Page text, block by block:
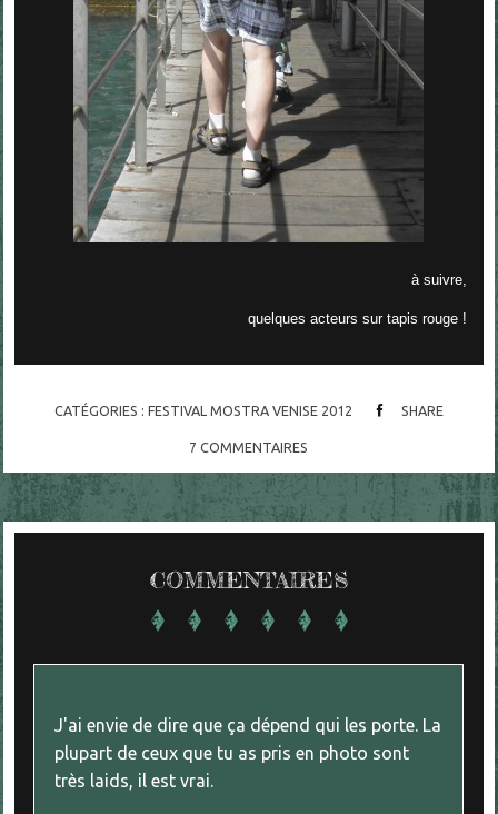
à suivre,
quelques acteurs sur tapis rouge !
CATÉGORIES : FESTIVAL MOSTRA VENISE 2012 SHARE
7 COMMENTAIRES
COMMENTAIRES
J'ai envie de dire que ça dépend qui les porte. La
plupart de ceux que tu as pris en photo sont
très laids, il est vrai.